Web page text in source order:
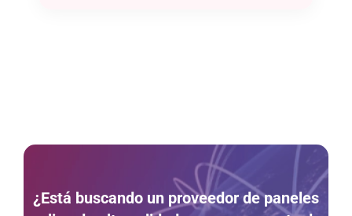
¿Está buscando un proveedor de paneles